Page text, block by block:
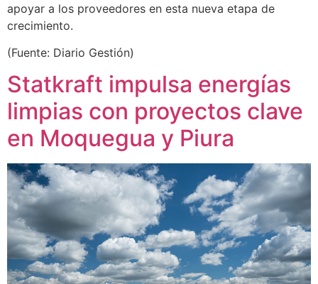
apoyar a los proveedores en esta nueva etapa de
crecimiento.
(Fuente: Diario Gestión)
Statkraft impulsa energías
limpias con proyectos clave
en Moquegua y Piura